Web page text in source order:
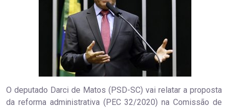
O deputado Darci de Matos (PSD-SC) vai relatar a proposta
da reforma administrativa (PEC 32/2020) na Comissão de